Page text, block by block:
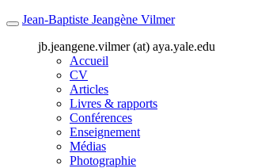
Jean-Baptiste Jeangène Vilmer
jb.jeangene.vilmer (at) aya.yale.edu
Accueil
CV
Articles
Livres & rapports
Conférences
Enseignement
Médias
Photographie